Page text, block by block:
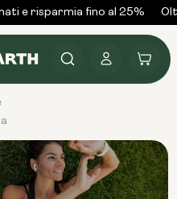
e risparmia fino al 25%
Accedi Carrello